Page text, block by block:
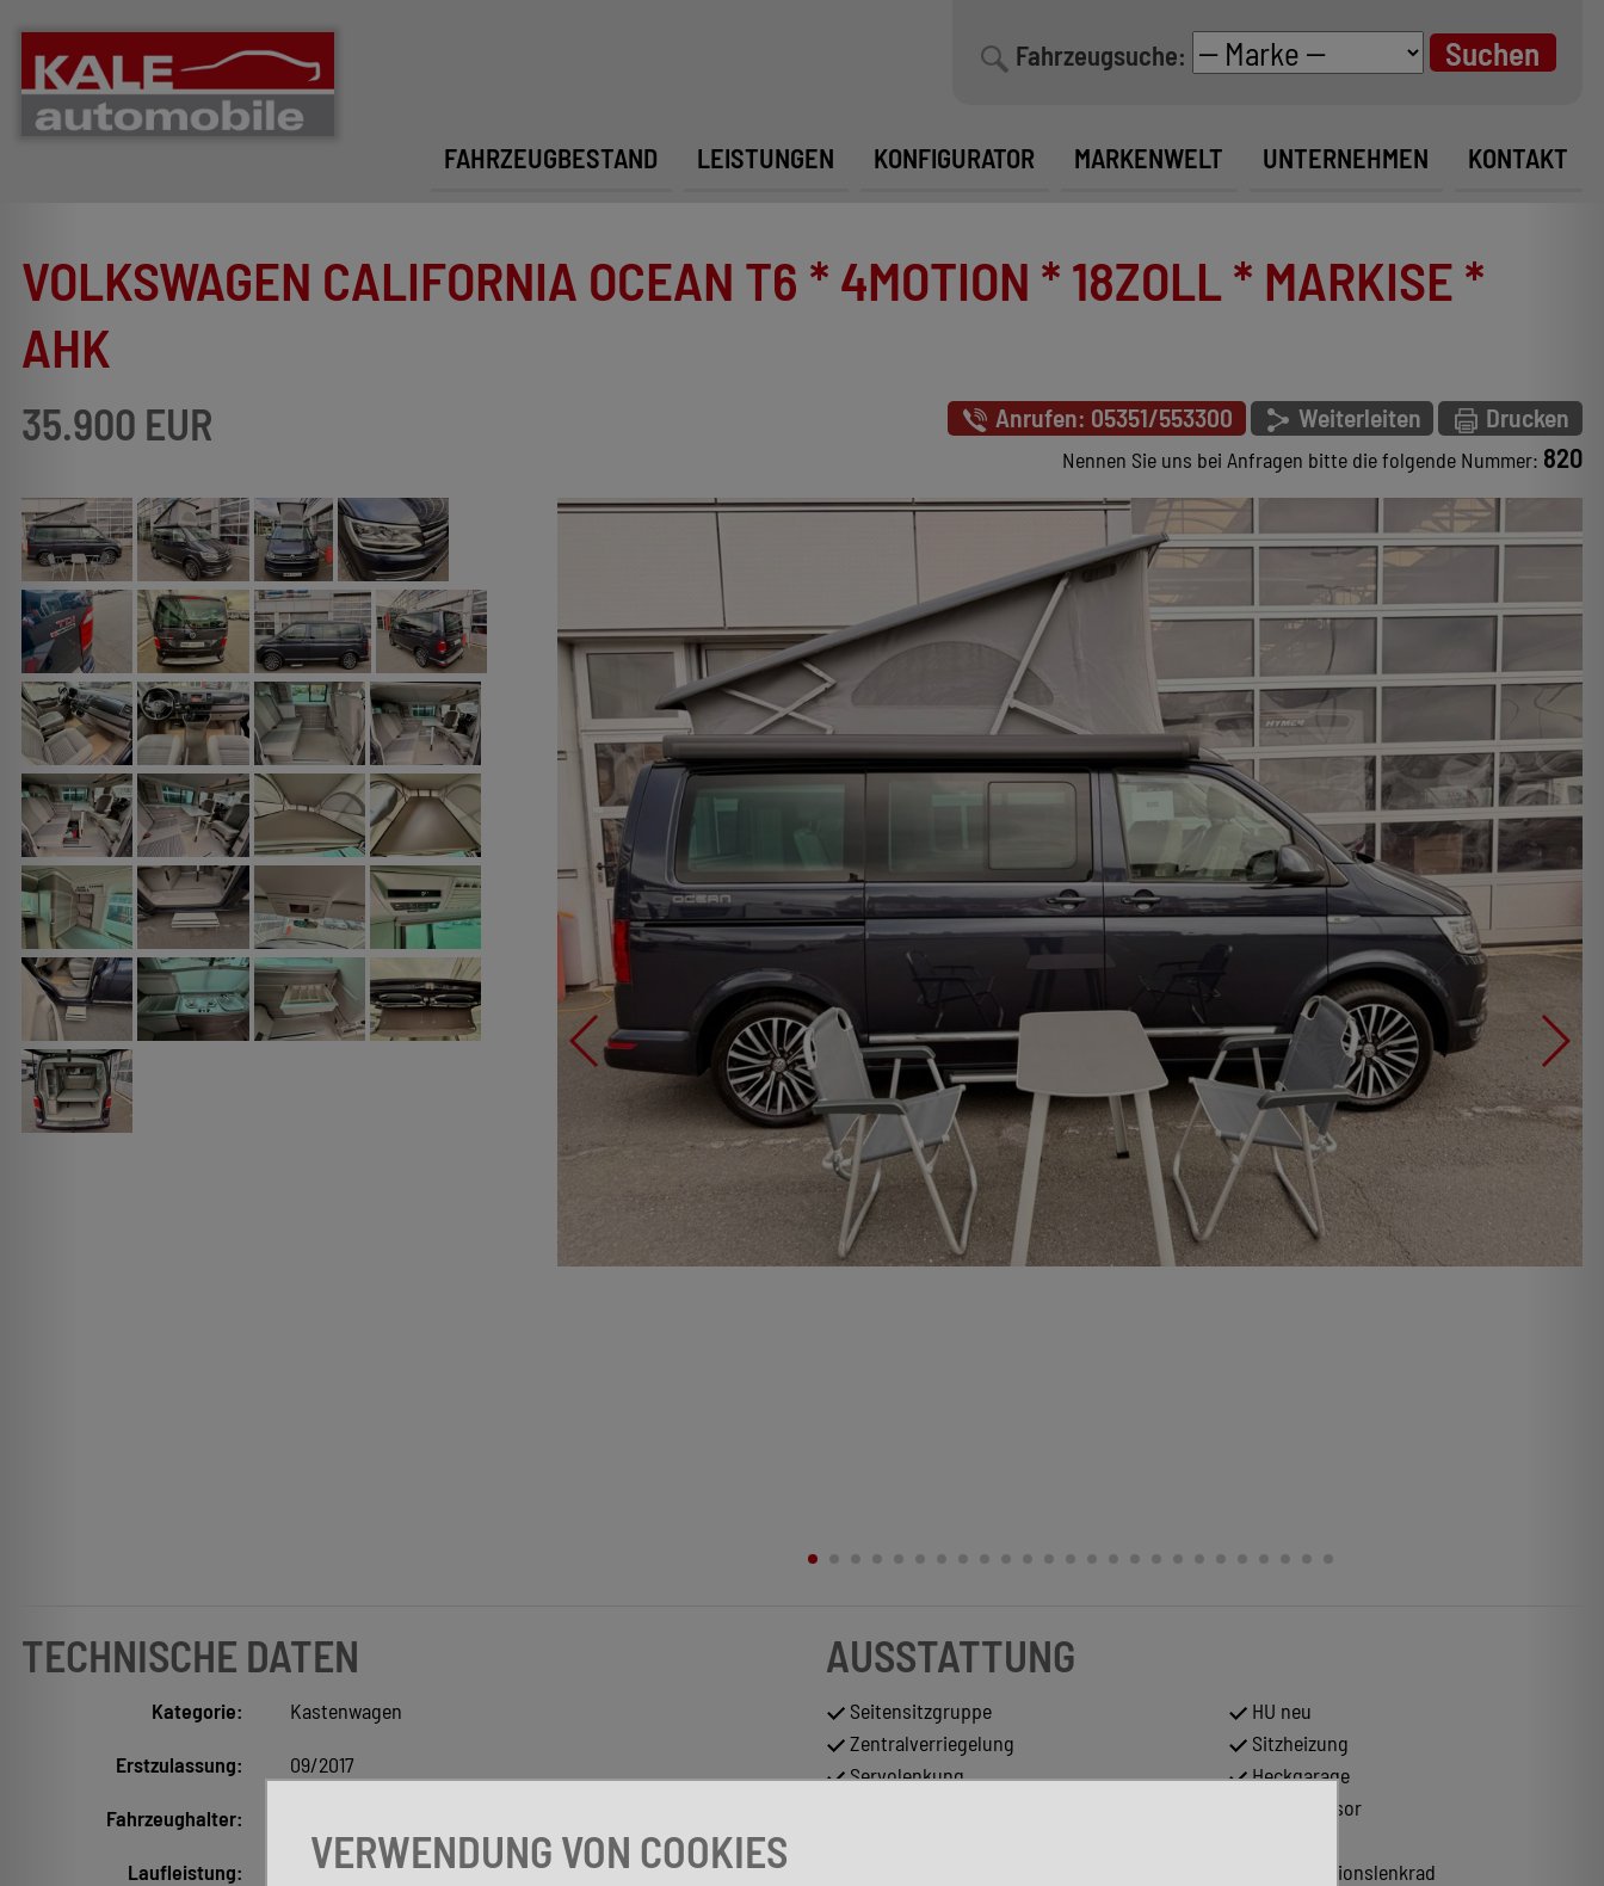
Fahrzeugsuche:
FAHRZEUGBESTAND LEISTUNGEN KONFIGURATOR MARKENWELT UNTERNEHMEN KONTAKT
VOLKSWAGEN CALIFORNIA OCEAN T6 * 4MOTION * 18ZOLL * MARKISE *
AHK
35.900 EUR Anrufen: 05351/553300 Weiterleiten Drucken
Nennen Sie uns bei Anfragen bitte die folgende Nummer: 820
TECHNISCHE DATEN
Kategorie: Kastenwagen
Erstzulassung: 09/2017
Fahrzeughalter:
Laufleistung: 214.700 km
AUSSTATTUNG
Seitensitzgruppe
Zentralverriegelung
Servolenkung
HU neu
Sitzheizung
Heckgarage
Regensensor
Multifunktionslenkrad
VERWENDUNG VON COOKIES